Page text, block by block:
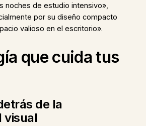
noches de estudio intensivo»,
por su diseño compacto
valioso en el escritorio».
que cuida tus
de la
visual